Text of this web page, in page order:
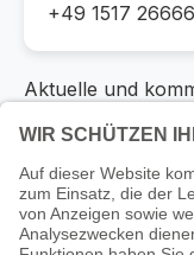
+49 1517
Aktuelle und